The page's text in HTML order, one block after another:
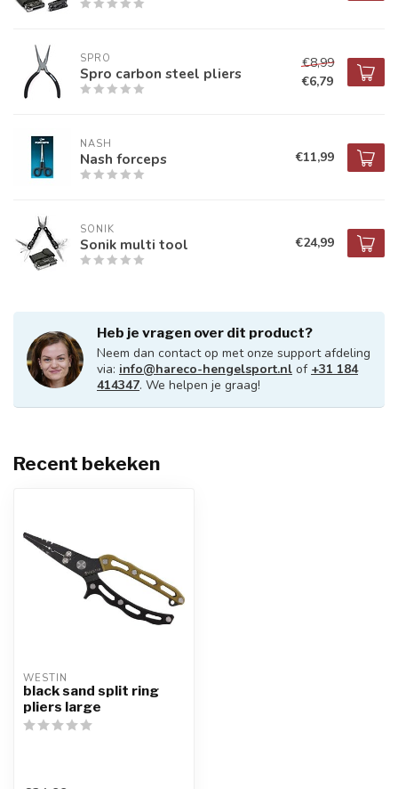
SPRO
Spro carbon steel pliers
€8,99
€6,79
NASH
Nash forceps €11,99
SONIK
Sonik multi tool €24,99
Heb je vragen over dit product?
Neem dan contact op met onze support afdeling
via: info@hareco-hengelsport.nl of +31 184
414347. We helpen je graag!
Recent bekeken
WESTIN
black sand split ring
pliers large